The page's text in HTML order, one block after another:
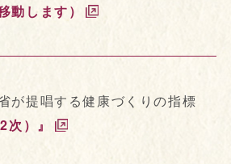
動します）
が提唱する健康づくりの指標
）』